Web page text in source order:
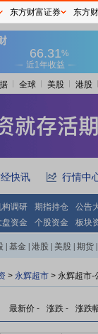
全球 美股 港股
快讯 行情中
构调研 期指持仓
公告
盘资金 个股资金 板块
基金 港股 美股 期货
> 永辉超市 > 永辉超市-
最新价 - 涨跌 - 涨跌
东方财富证券 东方